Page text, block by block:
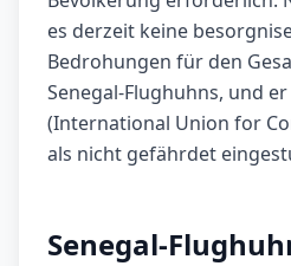
es derzeit keine
Bedrohungen für den
Senegal-Flughuhns, und
(International Union for
als nicht gefährdet
Senegal-